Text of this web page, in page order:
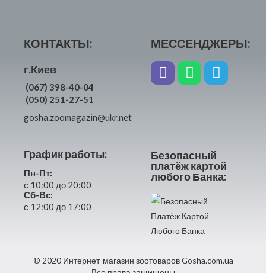
КОНТАКТЫ:
г.Киев
(067) 398-40-04
(050) 251-27-51
gosha.zoomagazin@ukr.net
График работы:
Пн-Пт:
с 10:00 до 20:00
Сб-Вс:
с 12:00 до 17:00
МЕССЕНДЖЕРЫ:
Безопасный
платёж картой
любого Банка:
© 2020 Интернет-магазин зоотоваров Gosha.com.ua